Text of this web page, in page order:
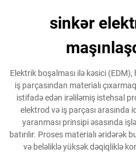
sinkər
Elektrik boşalması ilə kəsici (EDM),
iş parçasından materialı
istifadə edən irəliləmiş istehsal
elektrod və iş parçası
yaranması prinsipi əsasında
batırılır. Proses materialı əridərək
və beləliklə yüksək dəqiqliklə